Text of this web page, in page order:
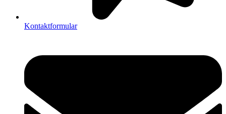
Kontaktformular